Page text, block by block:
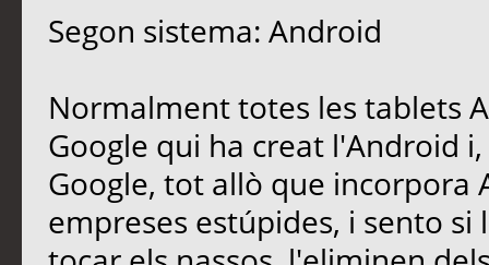
Segon sistema: Android
Normalment totes les tablets
Google qui ha creat l'Android
Google, tot allò que incorpora
empreses estúpides, i sento